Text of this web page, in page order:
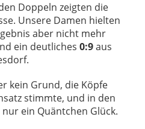
Doppeln zeigten die
Unsere Damen hielten
aber nicht mehr
ein deutliches 0:9aus
kein Grund, die Köpfe
stimmte, und in den
ein Quäntchen Glück.